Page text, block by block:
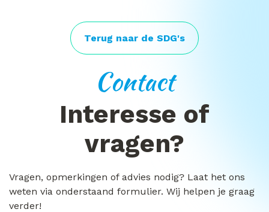
Terug naar de SDG's
Contact
Interesse of
vragen?
Vragen, opmerkingen of advies nodig? Laat het ons
weten via onderstaand formulier. Wij helpen je graag
verder!